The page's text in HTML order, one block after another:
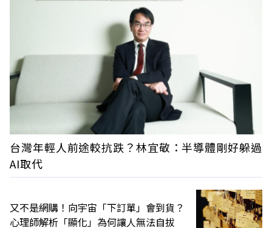
台灣年輕人前途較抗跌？林宜敬：半導體剛好躲過
AI取代
又不是網購！向宇宙「下訂單」會到貨？
心理師解析「顯化」為何讓人無法自拔